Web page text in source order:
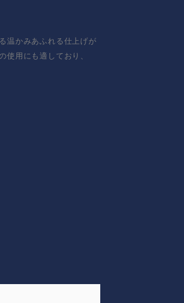
温かみあふれる仕上げが
用にも適しており、